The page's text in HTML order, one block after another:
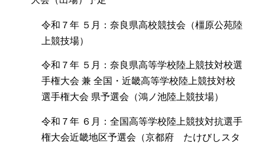
令和７年 ５月：奈良県高校競技会（橿原公苑陸
上競技場）
令和７年 ５月：奈良県高等学校陸上競技対校選
手権大会 兼 全国・近畿高等学校陸上競技対校
選手権大会 県予選会（鴻ノ池陸上競技場）
令和７年 ６月：全国高等学校陸上競技対抗選手
権大会近畿地区予選会（京都府 たけびしスタ